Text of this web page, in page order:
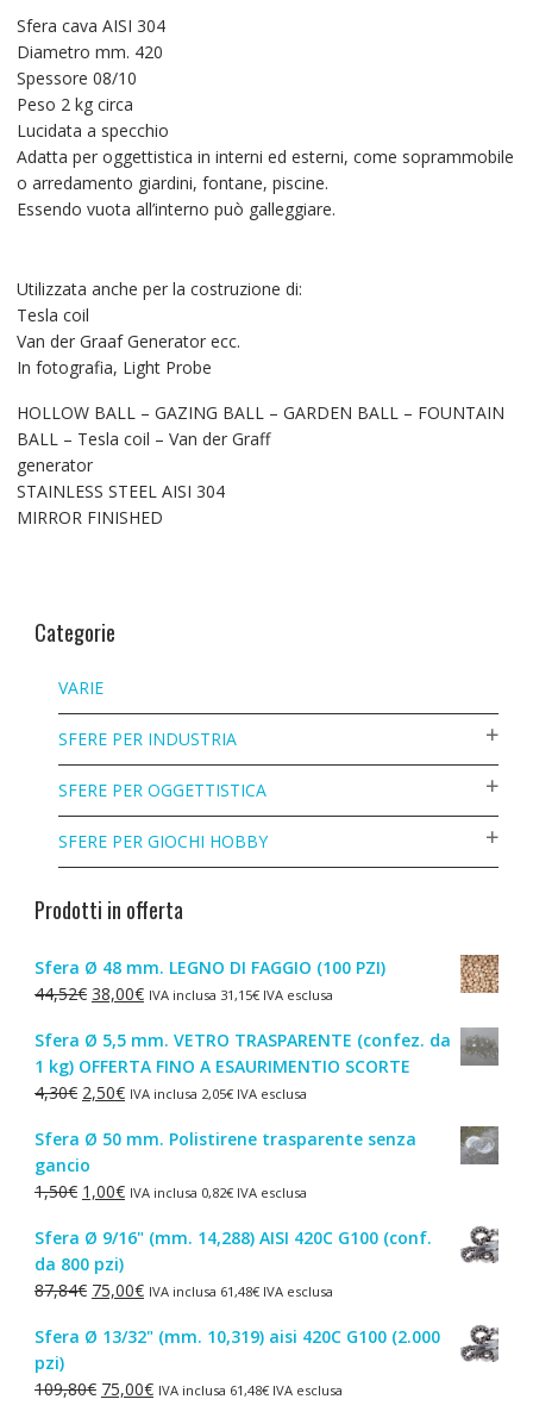
Sfera cava AISI 304
Diametro mm. 420
Spessore 08/10
Peso 2 kg circa
Lucidata a specchio
Adatta per oggettistica in interni ed esterni, come soprammobile
o arredamento giardini, fontane, piscine.
Essendo vuota all’interno può galleggiare.
Utilizzata anche per la costruzione di:
Tesla coil
Van der Graaf Generator ecc.
In fotografia, Light Probe
HOLLOW BALL – GAZING BALL – GARDEN BALL – FOUNTAIN
BALL – Tesla coil – Van der Graff
generator
STAINLESS STEEL AISI 304
MIRROR FINISHED
Categorie
VARIE
SFERE PER INDUSTRIA
SFERE PER OGGETTISTICA
SFERE PER GIOCHI HOBBY
Prodotti in offerta
Sfera Ø 48 mm. LEGNO DI FAGGIO (100 PZI)
44,52€ Il
originale
era:
44,52€.
38,00€Il
attuale
è:
38,00€.
IVA inclusa 31,15€IVA esclusa
Sfera Ø 5,5 mm. VETRO TRASPARENTE (confez. da
1 kg) OFFERTA FINO A ESAURIMENTIO SCORTE
4,30€ Il
originale
era:
4,30€.
2,50€Il
attuale
2,50€.
IVA inclusa 2,05€IVA esclusa
Sfera Ø 50 mm. Polistirene trasparente senza
gancio
1,50€ Il
originale
era:
1,50€.
1,00€Il
attuale
è:
1,00€.
IVA inclusa 0,82€IVA esclusa
Sfera Ø 9/16" (mm. 14,288) AISI 420C G100 (conf.
da 800 pzi)
87,84€ Il
originale
87,84€.
75,00€Il
attuale
75,00€.
IVA inclusa 61,48€IVA esclusa
Sfera Ø 13/32" (mm. 10,319) aisi 420C G100 (2.000
pzi)
109,80€ Il
75,00€IlIVA inclusa 61,48€IVA esclusa